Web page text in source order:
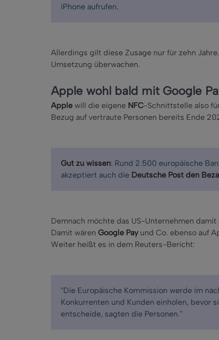
iPhone aufrufen.
Allerdings gilt diese Zusage nur für zehn
Umsetzung überwachen.
Apple wohl bald mit Google
Apple will die eigene NFC-Schnittstelle also
Bezug auf vertraute Personen bereits Ende
Gut zu wissen: Rund 2.500 europäische
akzeptiert auch die Deutsche Post den
Demnach möchte das US-Unternehmen
Damit wären Google Payund Co. ebenso auf
Weiter heißt es in dem Reuters-Bericht:
"Die Europäische Kommission werde im
Konkurrenten und Kunden einholen, bevor
entscheide, sagten die Personen."